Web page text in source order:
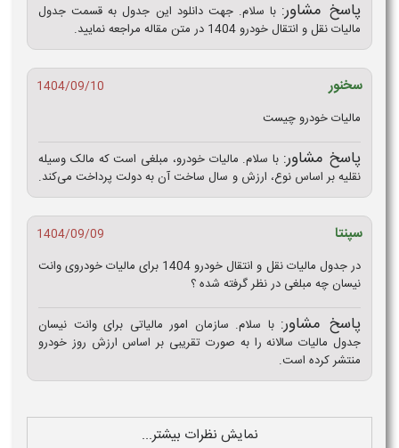
پاسخ مشاور: با سلام. جهت دانلود این جدول به قسمت جدول
مالیات نقل و انتقال خودرو 1404 در متن مقاله مراجعه نمایید.
سخنور
1404/09/10
مالیات خودرو چیست
پاسخ مشاور: با سلام. مالیات خودرو، مبلغی است که مالک وسیله
نقلیه بر اساس نوع، ارزش و سال ساخت آن به دولت پرداخت می‌کند.
سپنتا
1404/09/09
در جدول مالیات نقل و انتقال خودرو 1404 برای مالیات خودروی وانت
نیسان چه مبلغی در نظر گرفته شده ؟
پاسخ مشاور: با سلام. سازمان امور مالیاتی برای وانت نیسان
جدول مالیات سالانه را به صورت تقریبی بر اساس ارزش روز خودرو
منتشر کرده است.
نمایش نظرات بیشتر...